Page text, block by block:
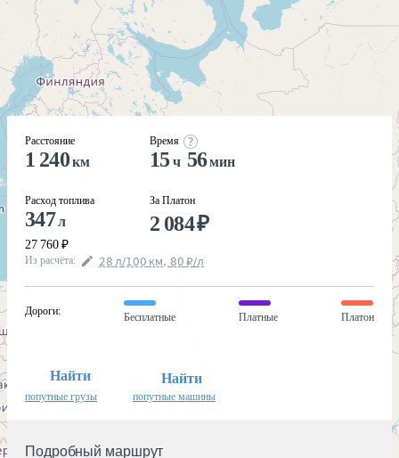
Расстояние
1 240км
Расход топлива
347л
27 760 ₽
Время
15 ч 56мин
За Платон
2 084₽
Из расчёта: 28 л/100 км, 80 ₽/л
Дороги:
Бесплатные Платные Платон
Найти
попутные грузы
Найти
попутные машины
Подробный маршрут